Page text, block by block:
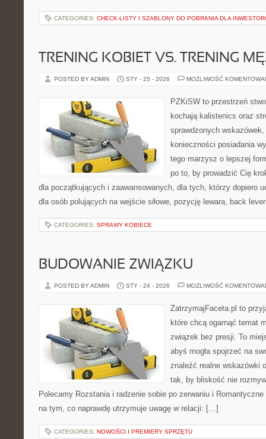
CATEGORIES: CHECK-LISTY I SZABLONY DO POBRANIA DLA
TRENING KOBIET VS. TRENING
POSTED BY ADMIN STY - 25 - 2026 MOŻLIWOŚĆ
PZKiSW to przestrzeń
kochają kalistenics oraz
sprawdzonych
konieczności posiadania
tego marzysz o lepszej
po to, by prowadzić Cię
dla początkujących i zaawansowanych, dla tych, którzy dopiero
dla osób polujących na wejście siłowe, pozycję lewara, back
CATEGORIES: SPRAWY KOBIECE
BUDOWANIE ZWIĄZKU
POSTED BY ADMIN STY - 24 - 2026 MOŻLIWOŚĆ
ZatrzymajFaceta.pl to
które chcą ogarnąć temat
związek bez presji. To
abyś mogła spojrzeć na
znaleźć realne wskazówki
tak, by bliskość nie
Polecamy Rozstania i radzenie sobie po zerwaniu i
na tym, co naprawdę utrzymuje uwagę w relacji: […]
CATEGORIES: NOWOŚCI I PREMIERY SPRZĘTU